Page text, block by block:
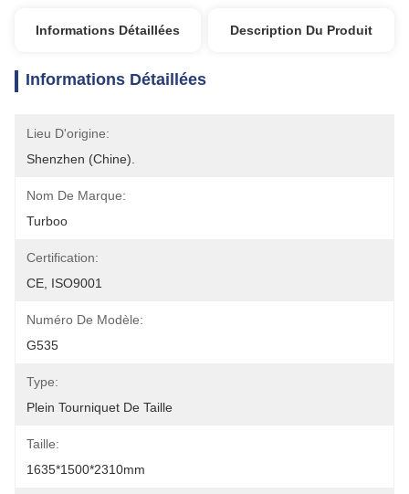
Informations Détaillées Description Du Produit
Informations Détaillées
Lieu D'origine:
Shenzhen (Chine).
Nom De Marque:
Turboo
Certification:
CE, ISO9001
Numéro De Modèle:
G535
Type:
Plein Tourniquet De Taille
Taille:
1635*1500*2310mm